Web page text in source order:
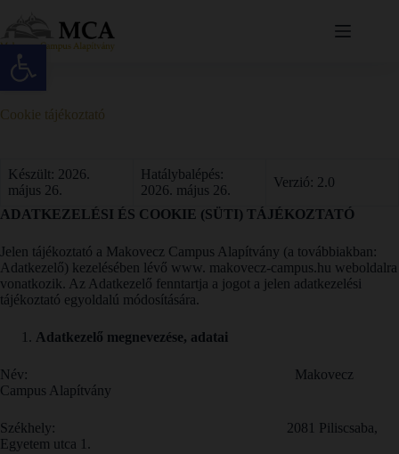
Eszköztár megnyitása
Cookie tájékoztató
Készült: 2026.
május 26.
Hatálybalépés:
2026. május 26.
Verzió: 2.0
ADATKEZELÉSI ÉS COOKIE (SÜTI) TÁJÉKOZTATÓ
Jelen tájékoztató a Makovecz Campus Alapítvány (a továbbiakban:
Adatkezelő) kezelésében lévő www. makovecz-campus.hu weboldalra
vonatkozik. Az Adatkezelő fenntartja a jogot a jelen adatkezelési
tájékoztató egyoldalú módosítására.
Adatkezelő megnevezése, adatai
Név: Makovecz
Campus Alapítvány
Székhely: 2081 Piliscsaba,
Egyetem utca 1.